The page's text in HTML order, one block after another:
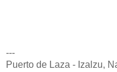
---
Puerto de Laza - Izalzu,